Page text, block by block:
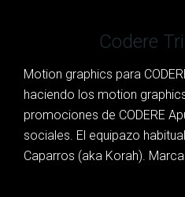
Codere
Motion graphics para
haciendo los motion
promociones de CODERE
sociales. El equipazo
Caparros (aka Korah). Marca: